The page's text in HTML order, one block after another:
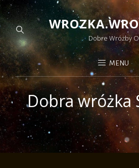
Dobre Wróżby
MENU
Dobra wróżka